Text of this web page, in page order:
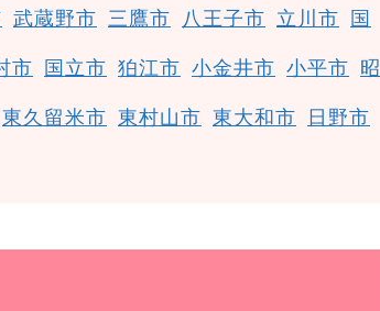
武蔵野市 三鷹市 八王子市 立川市 国
市 国立市 狛江市 小金井市 小平市 昭
東久留米市 東村山市 東大和市 日野市